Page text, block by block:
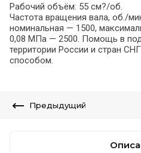
Рабочий объём: 55 см?/об.
Частота вращения вала, об./
номинальная — 1500,
0,08 МПа — 2500. Помощь в
территории России и стран
способом.
Предыдущий